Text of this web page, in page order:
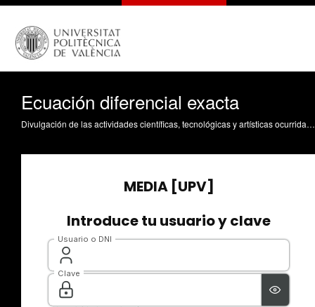
Ecuación diferencial exacta
Divulgación de las actividades científicas, tecnológicas y artísticas ocurridas en los tres campus de la UPV